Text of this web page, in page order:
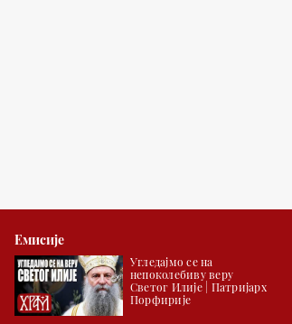
Емисије
Угледајмо се на
непоколебиву веру
Светог Илије | Патријарх
Порфирије